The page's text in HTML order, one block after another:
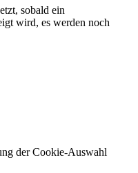
sobald ein
wird, es werden noch
der Cookie-Auswahl